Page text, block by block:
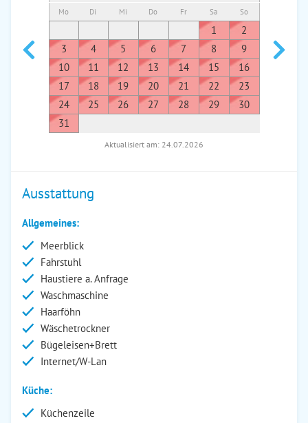
Mo Di Mi Do Fr Sa So
1
2
3
4 5 6 7 8
9
10
11 12 13 14 15
16
17
18 19 20 21 22
23
24
25 26 27 28 29
30
31
7
Aktualisiert am: 24.07.2026
Ausstattung
Allgemeines:
Meerblick
Fahrstuhl
Haustiere a. Anfrage
Waschmaschine
Haarföhn
Wäschetrockner
Bügeleisen+Brett
Internet/W-Lan
Küche:
Küchenzeile